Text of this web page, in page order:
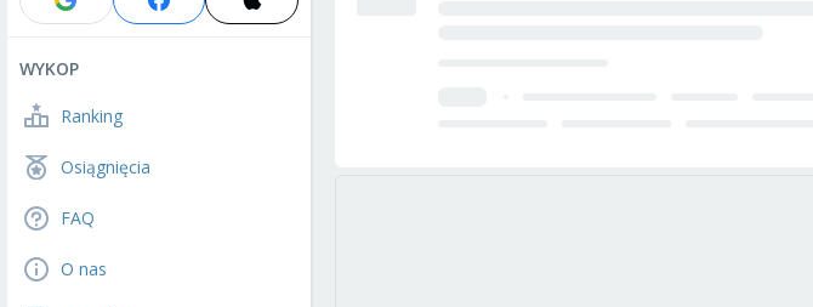
WYKOP
Ranking
Osiągnięcia
FAQ
O nas